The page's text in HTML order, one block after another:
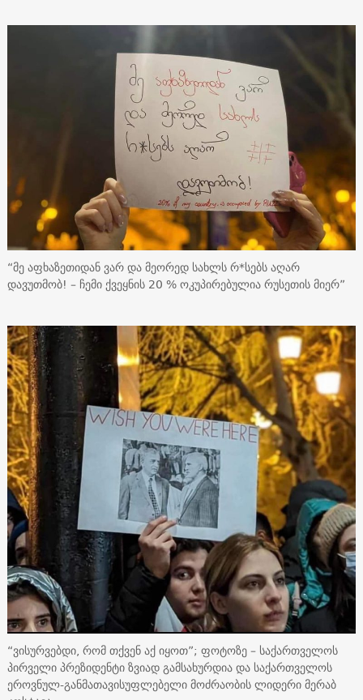
“მე აფხაზეთიდან ვარ და მეორედ სახლს რ*სებს აღარ
დავუთმობ! – ჩემი ქვეყნის 20 % ოკუპირებულია რუსეთის მიერ”
“ვისურვებდი, რომ თქვენ აქ იყოთ”; ფოტოზე – საქართველოს
პირველი პრეზიდენტი ზვიად გამსახურდია და საქართველოს
ეროვნულ-განმათავისუფლებელი მოძრაობის ლიდერი მერაბ